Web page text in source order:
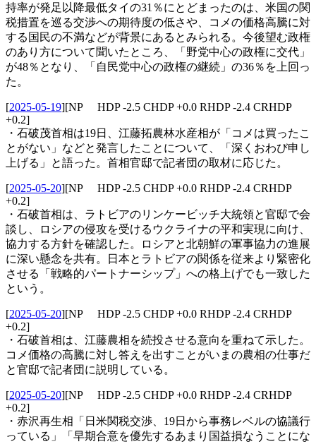
持率が発足以降最低タイの31％にとどまったのは、米国の関
税措置を巡る交渉への期待度の低さや、コメの価格高騰に対
する国民の不満などが背景にあるとみられる。今後望む政権
のあり方について聞いたところ、「野党中心の政権に交代」
が48％となり、「自民党中心の政権の継続」の36％を上回っ
た。
[2025-05-19][NP HDP -2.5 CHDP +0.0 RHDP -2.4 CRHDP
+0.2]
・石破茂首相は19日、江藤拓農林水産相が「コメは買ったこ
とがない」などと発言したことについて、「深くおわび申し
上げる」と語った。首相官邸で記者団の取材に応じた。
[2025-05-20][NP HDP -2.5 CHDP +0.0 RHDP -2.4 CRHDP
+0.2]
・石破首相は、ラトビアのリンケービッチ大統領と官邸で会
談し、ロシアの侵攻を受けるウクライナの平和実現に向け、
協力する方針を確認した。ロシアと北朝鮮の軍事協力の進展
に深い懸念を共有。日本とラトビアの関係を従来より緊密化
させる「戦略的パートナーシップ」への格上げでも一致した
という。
[2025-05-20][NP HDP -2.5 CHDP +0.0 RHDP -2.4 CRHDP
+0.2]
・石破首相は、江藤農相を続投させる意向を重ねて示した。
コメ価格の高騰に対し答えを出すことがいまの農相の仕事だ
と官邸で記者団に説明している。
[2025-05-20][NP HDP -2.5 CHDP +0.0 RHDP -2.4 CRHDP
+0.2]
・赤沢再生相「日米関税交渉、19日から事務レベルの協議行
っている」「早期合意を優先するあまり国益損なうことにな